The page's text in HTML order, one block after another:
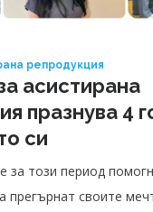
репродукция
асистирана
празнува 4
си
за този период
прегърнат своите